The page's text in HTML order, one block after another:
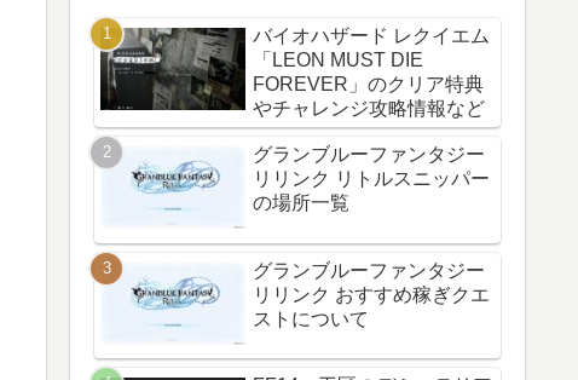
バイオハザード レクイエム
「LEON MUST DIE
FOREVER」のクリア特典
やチャレンジ攻略情報など
グランブルーファンタジー
リリンク リトルスニッパー
の場所一覧
グランブルーファンタジー
リリンク おすすめ稼ぎクエ
ストについて